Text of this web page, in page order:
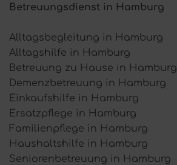
Betreuungsdienst in Hamburg
Alltagsbegleitung in Hamburg
Alltagshilfe in Hamburg
Betreuung zu Hause in Hamburg
Demenzbetreuung in Hamburg
Einkaufshilfe in Hamburg
Ersatzpflege in Hamburg
Familienpflege in Hamburg
Haushaltshilfe in Hamburg
Seniorenbetreuung in Hamburg